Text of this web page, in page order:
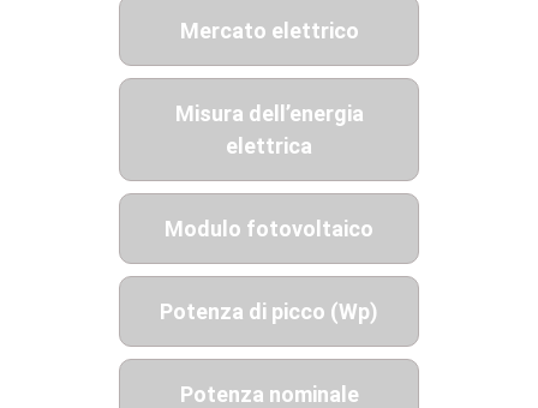
Mercato elettrico
Misura dell’energia
elettrica
Modulo fotovoltaico
Potenza di picco (Wp)
Potenza nominale